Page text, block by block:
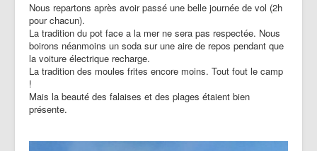
Nous repartons après avoir passé une belle journée de vol (2h
pour chacun).
La tradition du pot face a la mer ne sera pas respectée. Nous
boirons néanmoins un soda sur une aire de repos pendant que
la voiture électrique recharge.
La tradition des moules frites encore moins. Tout fout le camp
!
Mais la beauté des falaises et des plages étaient bien
présente.